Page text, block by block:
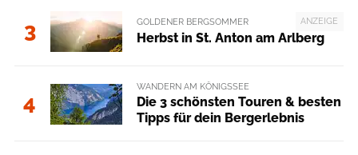
3 ANZEIGE
GOLDENER BERGSOMMER
Herbst in St. Anton am Arlberg
4
WANDERN AM KÖNIGSSEE
Die 3 schönsten Touren & besten
Tipps für dein Bergerlebnis